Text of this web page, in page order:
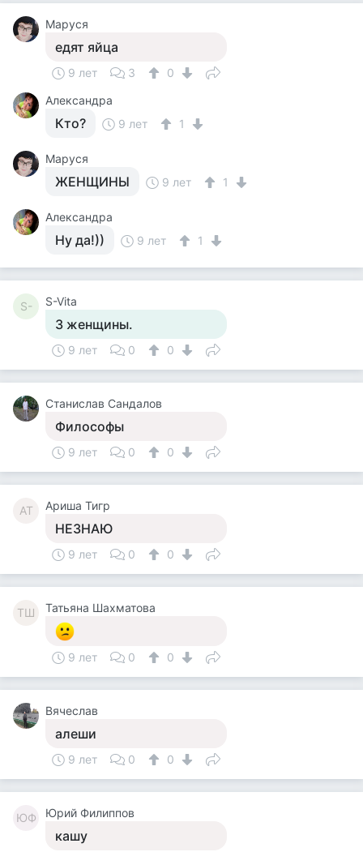
Маруся
едят яйца
9 лет 3
0
Александра
Кто? 9 лет 1
Маруся
ЖЕНЩИНЫ 9 лет 1
Александра
Ну да!)) 9 лет 1
S- S-Vita
3 женщины.
9 лет 0 0
Станислав Сандалов
Философы
9 лет 0 0
АТ Ариша Тигр
НЕЗНАЮ
9 лет 0 0
ТШ Татьяна Шахматова
9 лет 0 0
Вячеслав
алеши
9 лет 0 0
ЮФ Юрий Филиппов
кашу